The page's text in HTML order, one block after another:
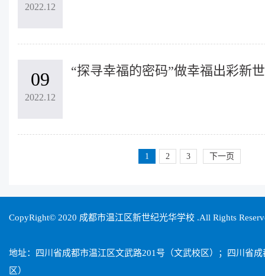
2022.12
09
2022.12
“探寻幸福的密码”做幸福出彩新
1 2 3 下一页
CopyRight© 2020 成都市温江区新世纪光华学校 .All Rights
地址：四川省成都市温江区文武路201号（文武校区）；四川省
区）